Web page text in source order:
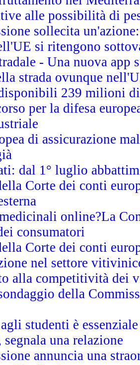
alle possibilità di
sollecita
si ritengono
- Una nuova
strada ovunque
239 milioni
per la difesa
di assicurazione
dal 1° luglio
Corte dei conti
online?La
consumatori
Corte dei conti
nel settore
alla competitività dei
della
studenti è
una relazione
annuncia una